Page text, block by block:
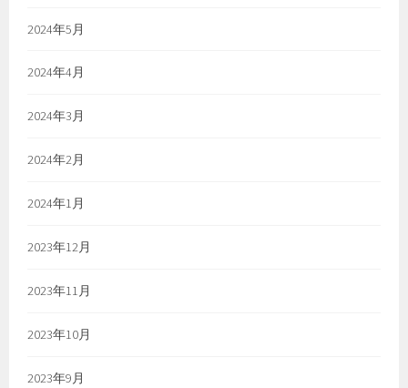
2024年5月
2024年4月
2024年3月
2024年2月
2024年1月
2023年12月
2023年11月
2023年10月
2023年9月